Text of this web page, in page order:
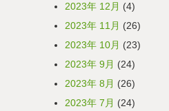
2023年 12月 (4)
2023年 11月 (26)
2023年 10月 (23)
2023年 9月 (24)
2023年 8月 (26)
2023年 7月 (24)